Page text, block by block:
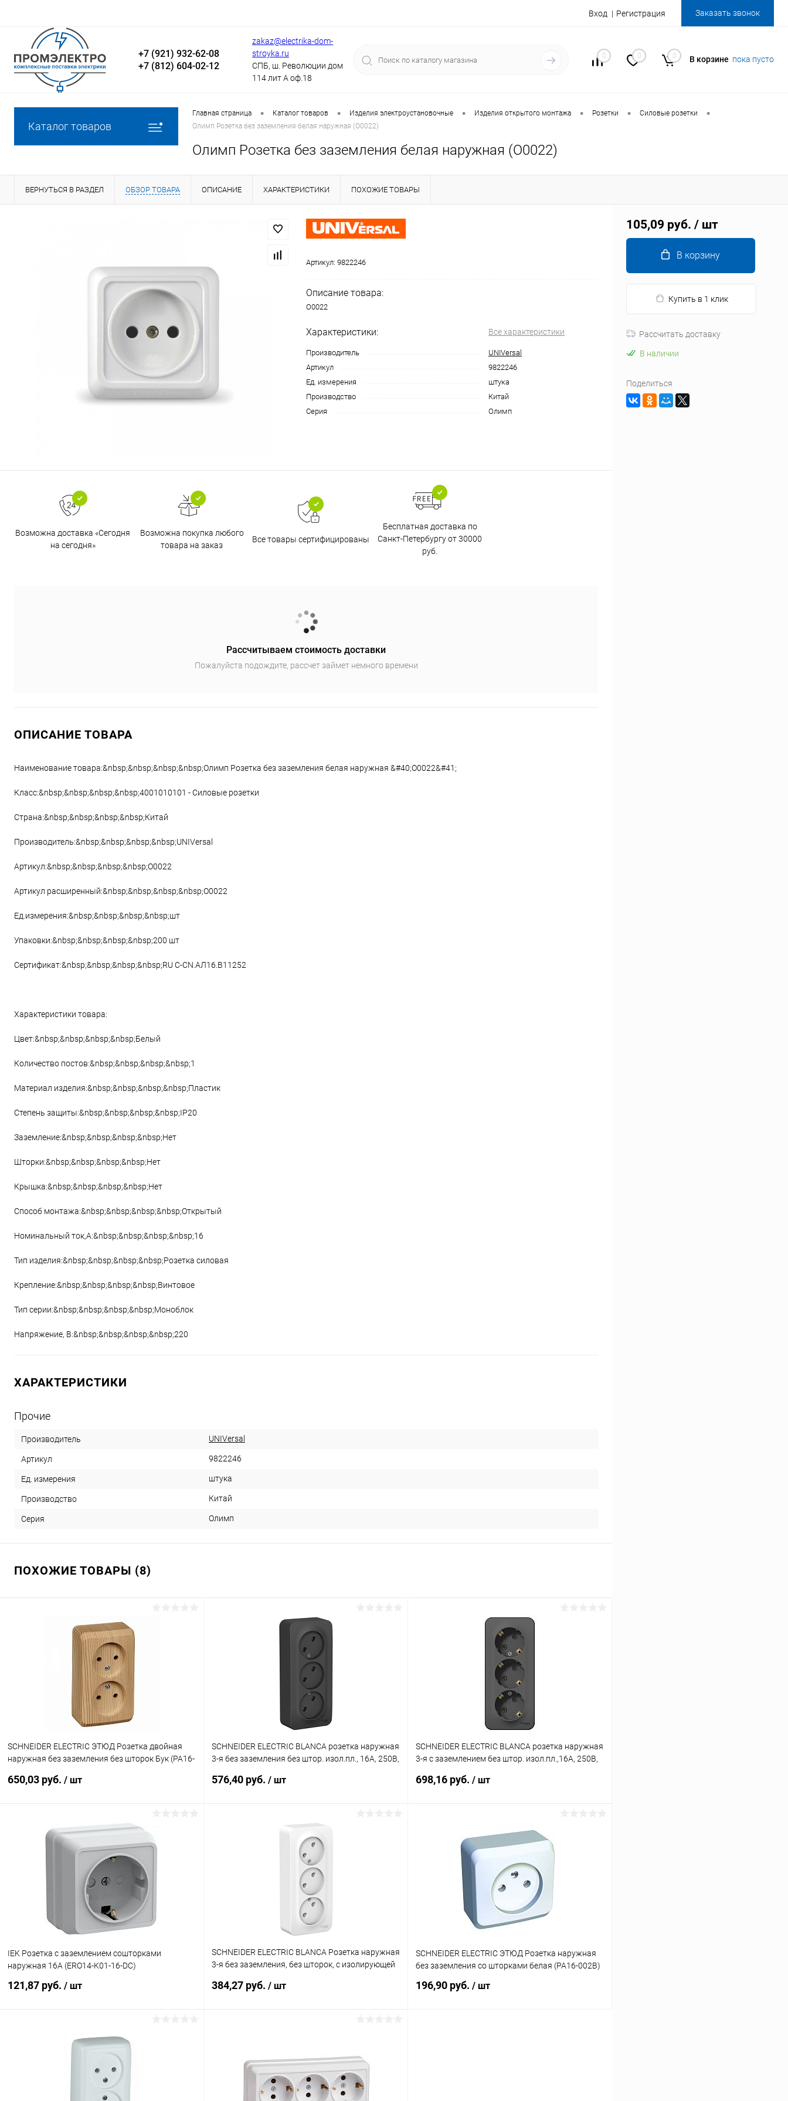
Вход Регистрация Заказать звонок
+7 (921) 932-62-08
+7 (812) 604-02-12
zakaz@electrika-dom-
stroyka.ru
СПБ, ш. Революции дом
114 лит А оф.18
0 0 0 В корзине пока пусто
Каталог товаров
Главная страница • Каталог товаров • Изделия электроустановочные • Изделия открытого монтажа • Розетки • Силовые розетки •
Олимп Розетка без заземления белая наружная (О0022)
Олимп Розетка без заземления белая наружная (О0022)
ВЕРНУТЬСЯ В РАЗДЕЛ ОБЗОР ТОВАРА ОПИСАНИЕ ХАРАКТЕРИСТИКИ ПОХОЖИЕ ТОВАРЫ
Артикул: 9822246
Описание товара:
О0022
Характеристики: Все характеристики
Производитель
UNIVersal
Артикул
9822246
Ед. измерения
штука
Производство
Китай
Серия
Олимп
Возможна доставка «Сегодня
на сегодня»
Возможна покупка любого
товара на заказ
Все товары сертифицированы
Бесплатная доставка по
Санкт-Петербургу от 30000
руб.
Рассчитываем стоимость доставки
Пожалуйста подождите, рассчет займет немного времени
ОПИСАНИЕ ТОВАРА
Наименование товара:&nbsp;&nbsp;&nbsp;&nbsp;Олимп Розетка без заземления белая наружная &#40;О0022&#41;
Класс:&nbsp;&nbsp;&nbsp;&nbsp;4001010101 - Силовые розетки
Страна:&nbsp;&nbsp;&nbsp;&nbsp;Китай
Производитель:&nbsp;&nbsp;&nbsp;&nbsp;UNIVersal
Артикул:&nbsp;&nbsp;&nbsp;&nbsp;О0022
Артикул расширенный:&nbsp;&nbsp;&nbsp;&nbsp;О0022
Ед.измерения:&nbsp;&nbsp;&nbsp;&nbsp;шт
Упаковки:&nbsp;&nbsp;&nbsp;&nbsp;200 шт
Сертификат:&nbsp;&nbsp;&nbsp;&nbsp;RU C-CN.АЛ16.B11252
Характеристики товара:
Цвет:&nbsp;&nbsp;&nbsp;&nbsp;Белый
Количество постов:&nbsp;&nbsp;&nbsp;&nbsp;1
Материал изделия:&nbsp;&nbsp;&nbsp;&nbsp;Пластик
Степень защиты:&nbsp;&nbsp;&nbsp;&nbsp;IP20
Заземление:&nbsp;&nbsp;&nbsp;&nbsp;Нет
Шторки:&nbsp;&nbsp;&nbsp;&nbsp;Нет
Крышка:&nbsp;&nbsp;&nbsp;&nbsp;Нет
Способ монтажа:&nbsp;&nbsp;&nbsp;&nbsp;Открытый
Номинальный ток,А:&nbsp;&nbsp;&nbsp;&nbsp;16
Тип изделия:&nbsp;&nbsp;&nbsp;&nbsp;Розетка силовая
Крепление:&nbsp;&nbsp;&nbsp;&nbsp;Винтовое
Тип серии:&nbsp;&nbsp;&nbsp;&nbsp;Моноблок
Напряжение, В:&nbsp;&nbsp;&nbsp;&nbsp;220
ХАРАКТЕРИСТИКИ
Прочие
Производитель UNIVersal
Артикул 9822246
Ед. измерения штука
Производство Китай
Серия Олимп
ПОХОЖИЕ ТОВАРЫ (8)
SCHNEIDER ELECTRIC ЭТЮД Розетка двойная
наружная без заземления без шторок Бук (PA16-
650,03 руб. / шт
В корзину
К сравнению
В избранное В наличии
SCHNEIDER ELECTRIC BLANCA розетка наружная
3-я без заземления без штор. изол.пл., 16А, 250В,
576,40 руб. / шт
В корзину
SCHNEIDER ELECTRIC BLANCA розетка наружная
3-я с заземлением без штор. изол.пл.,16А, 250В,
698,16 руб. / шт
В корзину
Купить в 1 клик
В избранное В наличии
IEK Розетка с заземлением сошторками
наружная 16А (ERO14-K01-16-DC)
121,87 руб. / шт
В корзину
SCHNEIDER ELECTRIC BLANCA Розетка наружная
3-я без заземления, без шторок, с изолирующей
384,27 руб. / шт
Купить в 1 клик К сравнению
В избранное В наличии
SCHNEIDER ELECTRIC ЭТЮД Розетка наружная
без заземления со шторками белая (PA16-002B)
196,90 руб. / шт
105,09 руб. / шт
В корзину
Купить в 1 клик
Рассчитать доставку
В наличии
Поделиться